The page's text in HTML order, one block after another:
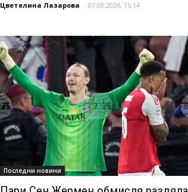
Цветелина Лазарова - 07.08.2026, 15:14
Последни новини